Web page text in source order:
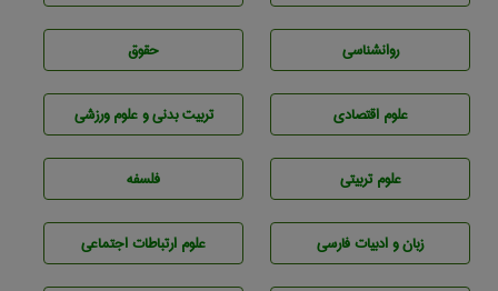
روانشناسی حقوق
علوم اقتصادی تربيت بدنی و علوم ورزشی
علوم تربيتی فلسفه
زبان و ادبيات فارسی علوم ارتباطات اجتماعی